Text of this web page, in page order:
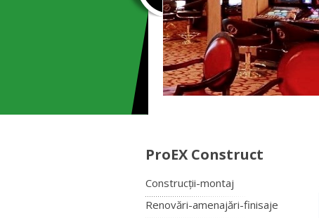
ProEX Construct
Construcții-montaj
Renovări-amenajări-finisaje